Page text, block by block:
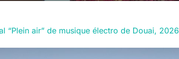
“Plein air” de musique électro de Douai, 2026